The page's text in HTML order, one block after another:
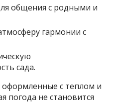
общения с родными и
гармонии с
сада.
оформленные с теплом и
погода не становится